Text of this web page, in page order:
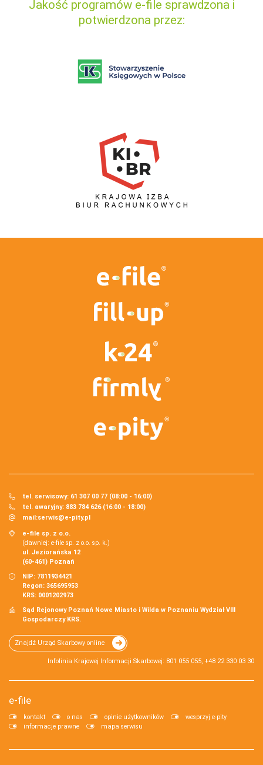
Jakość programów e-file sprawdzona i
potwierdzona przez:
tel. serwisowy: 61 307 00 77 (08:00 - 16:00)
tel. awaryjny: 883 784 626 (16:00 - 18:00)
mail:serwis@e-pity.pl
e-file sp. z o.o.
(dawniej: e-file sp. z o.o. sp. k.)
ul. Jeziorańska 12
(60-461) Poznań
NIP: 7811934421
Regon: 365695953
KRS: 0001202973
Sąd Rejonowy Poznań Nowe Miasto i Wilda w Poznaniu Wydział VIII
Gospodarczy KRS.
Znajdź Urząd Skarbowy online
Infolinia Krajowej Informacji Skarbowej: 801 055 055, +48 22 330 03 30
e-file
kontakt o nas opinie użytkowników
wesprzyj e-pity
informacje prawne
mapa serwisu